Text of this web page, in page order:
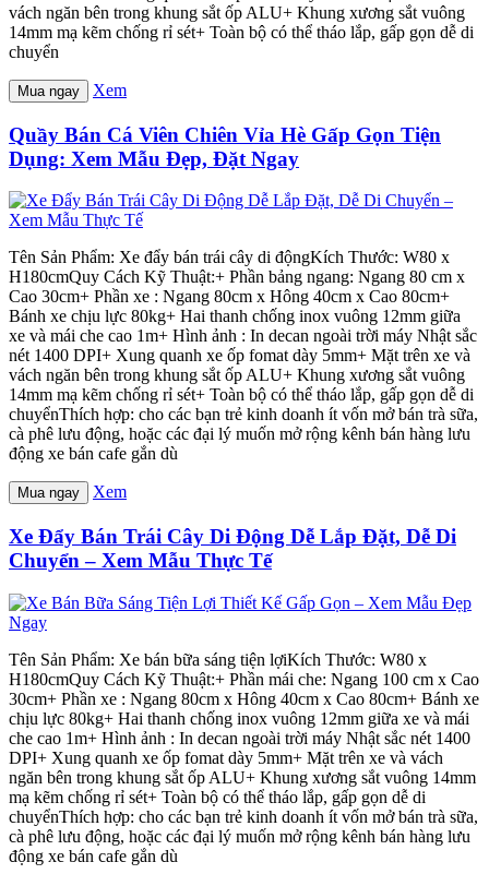
vách ngăn bên trong khung sắt ốp ALU+ Khung xương sắt vuông
14mm mạ kẽm chống rỉ sét+ Toàn bộ có thể tháo lắp, gấp gọn dễ di
chuyển
Mua ngay Xem
Quầy Bán Cá Viên Chiên Vỉa Hè Gấp Gọn Tiện
Dụng: Xem Mẫu Đẹp, Đặt Ngay
Tên Sản Phẩm: Xe đẩy bán trái cây di độngKích Thước: W80 x
H180cmQuy Cách Kỹ Thuật:+ Phần bảng ngang: Ngang 80 cm x
Cao 30cm+ Phần xe : Ngang 80cm x Hông 40cm x Cao 80cm+
Bánh xe chịu lực 80kg+ Hai thanh chống inox vuông 12mm giữa
xe và mái che cao 1m+ Hình ảnh : In decan ngoài trời máy Nhật sắc
nét 1400 DPI+ Xung quanh xe ốp fomat dày 5mm+ Mặt trên xe và
vách ngăn bên trong khung sắt ốp ALU+ Khung xương sắt vuông
14mm mạ kẽm chống rỉ sét+ Toàn bộ có thể tháo lắp, gấp gọn dễ di
chuyểnThích hợp: cho các bạn trẻ kinh doanh ít vốn mở bán trà sữa,
cà phê lưu động, hoặc các đại lý muốn mở rộng kênh bán hàng lưu
động xe bán cafe gắn dù
Mua ngay Xem
Xe Đẩy Bán Trái Cây Di Động Dễ Lắp Đặt, Dễ Di
Chuyển – Xem Mẫu Thực Tế
Tên Sản Phẩm: Xe bán bữa sáng tiện lợiKích Thước: W80 x
H180cmQuy Cách Kỹ Thuật:+ Phần mái che: Ngang 100 cm x Cao
30cm+ Phần xe : Ngang 80cm x Hông 40cm x Cao 80cm+ Bánh xe
chịu lực 80kg+ Hai thanh chống inox vuông 12mm giữa xe và mái
che cao 1m+ Hình ảnh : In decan ngoài trời máy Nhật sắc nét 1400
DPI+ Xung quanh xe ốp fomat dày 5mm+ Mặt trên xe và vách
ngăn bên trong khung sắt ốp ALU+ Khung xương sắt vuông 14mm
mạ kẽm chống rỉ sét+ Toàn bộ có thể tháo lắp, gấp gọn dễ di
chuyểnThích hợp: cho các bạn trẻ kinh doanh ít vốn mở bán trà sữa,
cà phê lưu động, hoặc các đại lý muốn mở rộng kênh bán hàng lưu
động xe bán cafe gắn dù